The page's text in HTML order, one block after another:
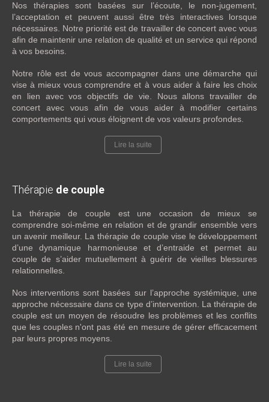
Nos thérapies sont basées sur l’écoute, le non-jugement,
l’acceptation et peuvent aussi être très interactives lorsque
nécessaires. Notre priorité est de travailler de concert avec vous
afin de maintenir une relation de qualité et un service qui répond
à vos besoins.
Notre rôle est de vous accompagner dans une démarche qui
vise à mieux vous comprendre et à vous aider à faire les choix
en lien avec vos objectifs de vie. Nous allons travailler de
concert avec vous afin de vous aider à modifier certains
comportements qui vous éloignent de vos valeurs profondes.
Lire la suite
Thérapie de couple
La thérapie de couple est une occasion de mieux se
comprendre soi-même en relation et de grandir ensemble vers
un avenir meilleur. La thérapie de couple vise le développement
d’une dynamique harmonieuse et d’entraide et permet au
couple de s’aider mutuellement à guérir de vieilles blessures
relationnelles.
Nos interventions sont basées sur l’approche systémique, une
approche nécessaire dans ce type d’intervention. La thérapie de
couple est un moyen de résoudre les problèmes et les conflits
que les couples n'ont pas été en mesure de gérer efficacement
par leurs propres moyens.
Lire la suite